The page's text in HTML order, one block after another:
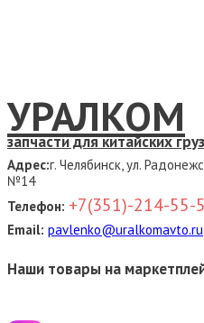
УРАЛКОМ
запчасти для китайских
Адрес:г. Челябинск, ул.
№14
Телефон: +7(351)-214-55-
Email: pavlenko@uralkomavto.ru
Наши товары на